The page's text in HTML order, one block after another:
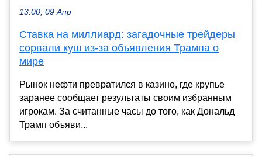
13:00, 09 Апр
Ставка на миллиард: загадочные трейдеры
сорвали куш из-за объявления Трампа о
мире
Рынок нефти превратился в казино, где крупье
заранее сообщает результаты своим избранным
игрокам. За считанные часы до того, как Дональд
Трамп объяви...